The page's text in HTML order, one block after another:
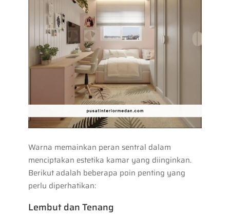
Warna memainkan peran sentral dalam
menciptakan estetika kamar yang diinginkan.
Berikut adalah beberapa poin penting yang
perlu diperhatikan:
Lembut dan Tenang